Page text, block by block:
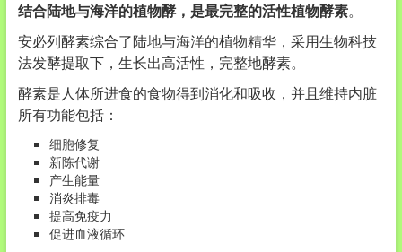
结合陆地与海洋的植物酵，是最完整的活性植物酵素。
安必列酵素综合了陆地与海洋的植物精华，采用生物科技
法发酵提取下，生长出高活性，完整地酵素。
酵素是人体所进食的食物得到消化和吸收，并且维持内脏
所有功能包括：
细胞修复
新陈代谢
产生能量
消炎排毒
提高免疫力
促进血液循环